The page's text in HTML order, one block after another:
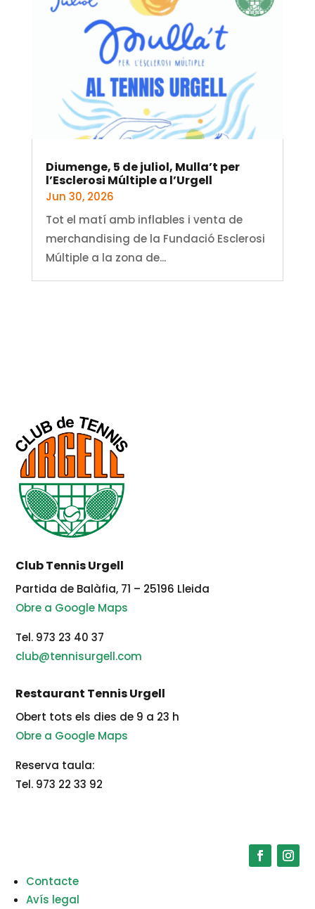
Diumenge, 5 de juliol, Mulla’t per
l’Esclerosi Múltiple a l’Urgell
Jun 30, 2026
Tot el matí amb inflables i venta de
merchandising de la Fundació Esclerosi
Múltiple a la zona de...
Club Tennis Urgell
Partida de Balàfia, 71 – 25196 Lleida
Obre a Google Maps
Tel. 973 23 40 37
club@tennisurgell.com
Restaurant Tennis Urgell
Obert tots els dies de 9 a 23 h
Obre a Google Maps
Reserva taula:
Tel. 973 22 33 92
Contacte
Avís legal